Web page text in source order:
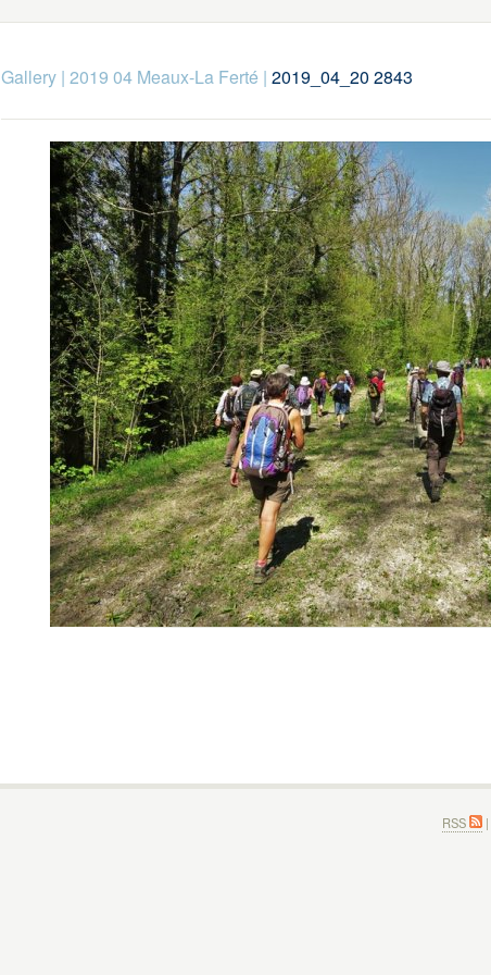
Gallery| 2019 04 Meaux-La Ferté | 2019_04_20 2843
RSS |